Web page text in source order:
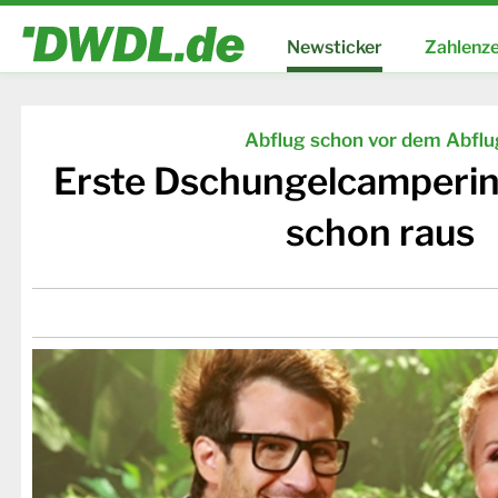
Newsticker
Abflug schon vor dem
Erste
schon raus